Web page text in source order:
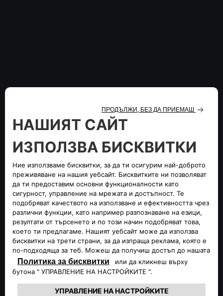
МУЗЕЙ ALFA ROMEO
Пътуване в историята на нашата марка. Да разберем
настоящето. Да надникнем в бъдещето.